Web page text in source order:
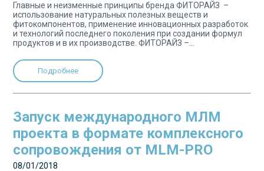
Главные и неизменные принципы бренда ФИТОРАЙЗ –
использование натуральных полезных веществ и
фитокомпонентов, применение инновационных разработок
и технологий последнего поколения при создании формул
продуктов и в их производстве. ФИТОРАЙЗ –...
Подробнее
Запуск международного МЛМ
проекта в формате комплексного
сопровождения от MLM-PRO
08/01/2018